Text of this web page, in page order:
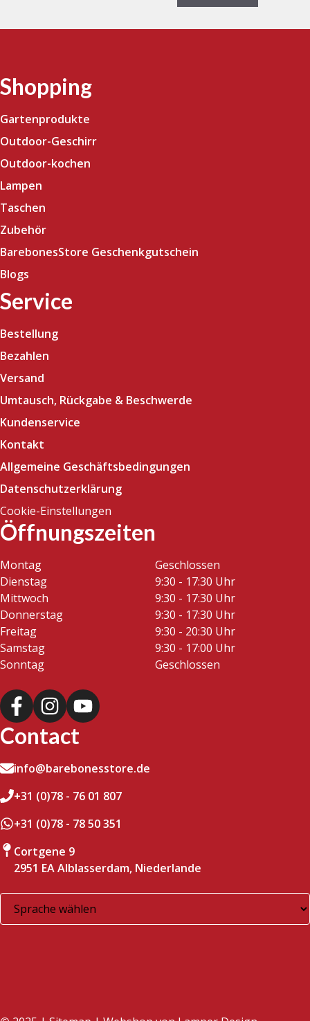
Shopping
Gartenprodukte
Outdoor-Geschirr
Outdoor-kochen
Lampen
Taschen
Zubehör
BarebonesStore Geschenkgutschein
Blogs
Service
Bestellung
Bezahlen
Versand
Umtausch, Rückgabe & Beschwerde
Kundenservice
Kontakt
Allgemeine Geschäftsbedingungen
Datenschutzerklärung
Cookie-Einstellungen
Öffnungszeiten
Montag
Geschlossen
Dienstag
9:30 - 17:30 Uhr
Mittwoch
9:30 - 17:30 Uhr
Donnerstag
9:30 - 17:30 Uhr
Freitag
9:30 - 20:30 Uhr
Samstag
9:30 - 17:00 Uhr
Sonntag
Geschlossen
Contact
info@barebonesstore.de
+31 (0)78 - 76 01 807
+31 (0)78 - 78 50 351
Cortgene 9
2951 EA Alblasserdam, Niederlande